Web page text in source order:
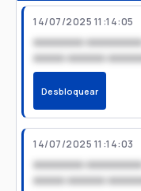
14/07/2025 11:14:05
xxxxxxxx
xxxxx xxxxxx
Desbloquear
14/07/2025 11:14:03
xxxxxxxx
xxxxx xxxxxx